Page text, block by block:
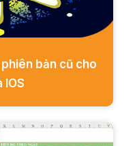
bản cũ cho
IOS